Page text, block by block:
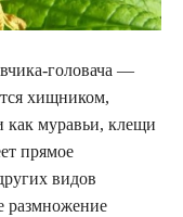
головача —
хищником,
как муравьи, клещи
прямое
видов
размножение